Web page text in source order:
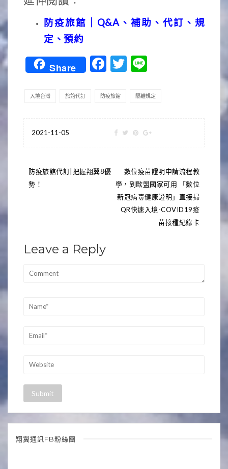
防疫旅館｜Q&A、補助、代訂、規
定、預約
Share Facebook
Twitter
Line
入境台灣 旅館代訂 防疫旅館 隔離規定
2021-11-05
文
章
防疫旅館代訂|把握翔翼8優
勢！
數位疫苗證明申請流程教
學，到歐盟國家可用 「數位
新冠病毒健康證明」直接掃
QR快速入境-COVID19疫
苗接種紀錄卡
Leave a Reply
翔翼通訊FB粉絲團